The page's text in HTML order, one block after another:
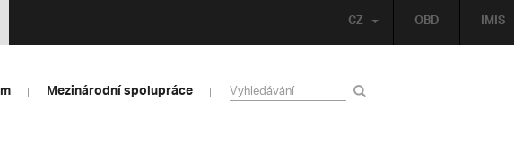
OBD IMIS
CZ
Mezinárodní spolupráce